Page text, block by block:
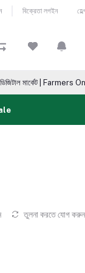
বিক্রেতা লগইন
| Farmers Online
তুলনা করতে যোগ করুন